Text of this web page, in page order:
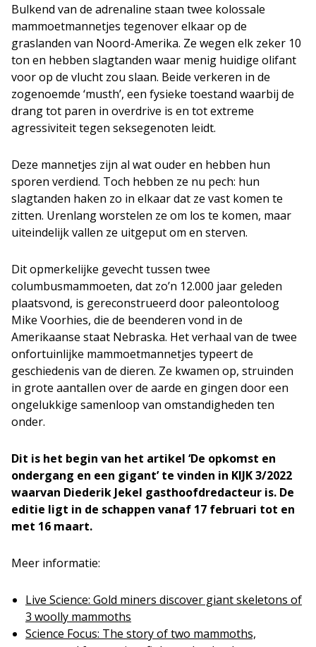
Bulkend van de adrenaline staan twee kolossale
mammoetmannetjes tegenover elkaar op de
graslanden van Noord-Amerika. Ze wegen elk zeker 10
ton en hebben slagtanden waar menig huidige olifant
voor op de vlucht zou slaan. Beide verkeren in de
zogenoemde ‘musth’, een fysieke toestand waarbij de
drang tot paren in overdrive is en tot extreme
agressiviteit tegen seksegenoten leidt.
Deze mannetjes zijn al wat ouder en hebben hun
sporen verdiend. Toch hebben ze nu pech: hun
slagtanden haken zo in elkaar dat ze vast komen te
zitten. Urenlang worstelen ze om los te komen, maar
uiteindelijk vallen ze uitgeput om en sterven.
Dit opmerkelijke gevecht tussen twee
columbusmammoeten, dat zo’n 12.000 jaar geleden
plaatsvond, is gereconstrueerd door paleontoloog
Mike Voorhies, die de beenderen vond in de
Amerikaanse staat Nebraska. Het verhaal van de twee
onfortuinlijke mammoetmannetjes typeert de
geschiedenis van de dieren. Ze kwamen op, struinden
in grote aantallen over de aarde en gingen door een
ongelukkige samenloop van omstandigheden ten
onder.
Dit is het begin van het artikel ‘De opkomst en
ondergang en een gigant’ te vinden in KIJK 3/2022
waarvan Diederik Jekel gasthoofdredacteur is. De
editie ligt in de schappen vanaf 17 februari tot en
met 16 maart.
Meer informatie:
Live Science: Gold miners discover giant skeletons of
3 woolly mammoths
Science Focus: The story of two mammoths,